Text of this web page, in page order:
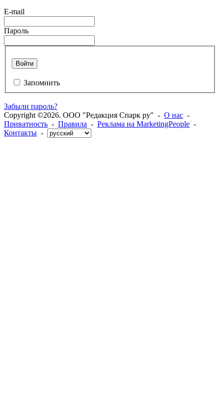
E-mail
Пароль
Войти
Запомнить
Забыли пароль?
Copyright ©2026. ООО "Редакция Спарк ру" - О нас -
Приватность - Правила - Реклама на MarketingPeople -
Контакты -